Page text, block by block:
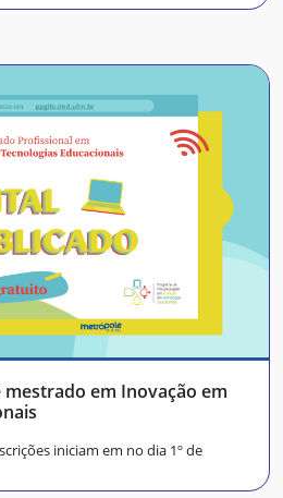
em Inovação em
iniciam em no dia 1º de